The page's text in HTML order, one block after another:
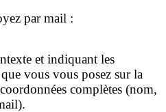
par mail :
et indiquant les
vous vous posez sur la
complètes (nom,